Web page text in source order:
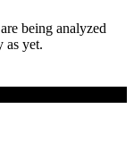
being analyzed
as yet.